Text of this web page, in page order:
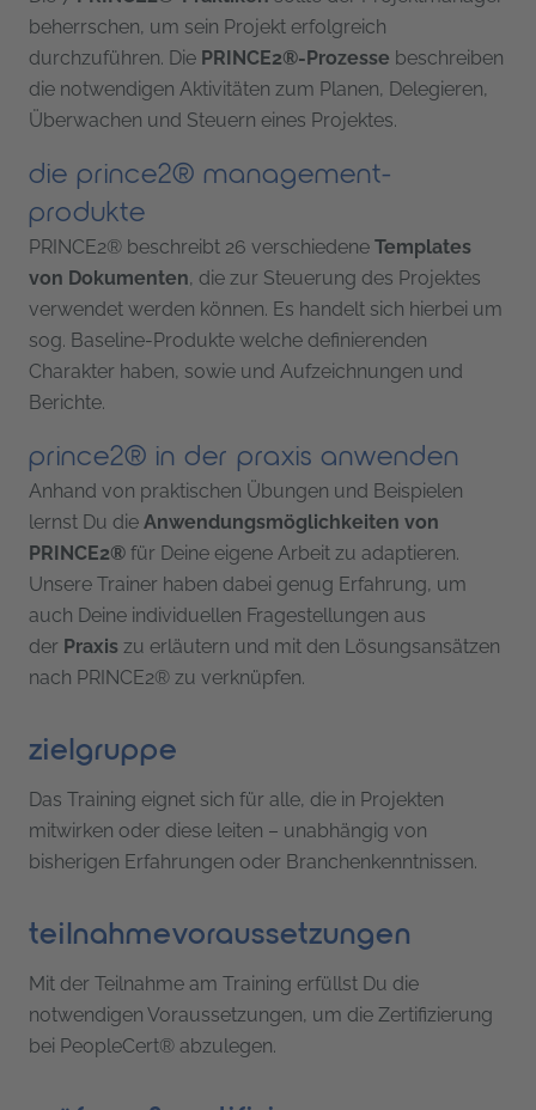
beherrschen, um sein Projekt erfolgreich
durchzuführen. Die PRINCE2®-Prozesse beschreiben
die notwendigen Aktivitäten zum Planen, Delegieren,
Überwachen und Steuern eines Projektes.
die prince2® management-
produkte
PRINCE2® beschreibt 26 verschiedene Templates
von Dokumenten, die zur Steuerung des Projektes
verwendet werden können. Es handelt sich hierbei um
sog. Baseline-Produkte welche definierenden
Charakter haben, sowie und Aufzeichnungen und
Berichte.
prince2® in der praxis anwenden
Anhand von praktischen Übungen und Beispielen
lernst Du die Anwendungsmöglichkeiten von
PRINCE2® für Deine eigene Arbeit zu adaptieren.
Unsere Trainer haben dabei genug Erfahrung, um
auch Deine individuellen Fragestellungen aus
der Praxis zu erläutern und mit den Lösungsansätzen
nach PRINCE2® zu verknüpfen.
zielgruppe
Das Training eignet sich für alle, die in Projekten
mitwirken oder diese leiten – unabhängig von
bisherigen Erfahrungen oder Branchenkenntnissen.
teilnahmevoraussetzungen
Mit der Teilnahme am Training erfüllst Du die
notwendigen Voraussetzungen, um die Zertifizierung
bei PeopleCert® abzulegen.